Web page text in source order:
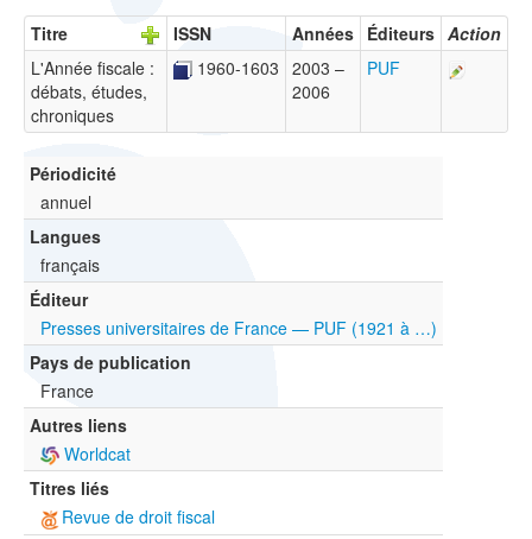
Titre ISSN Années Éditeurs Action
L'Année fiscale :
débats, études,
chroniques
1960-1603 2003 –
2006
PUF
Périodicité
annuel
Langues
français
Éditeur
Presses universitaires de France — PUF (1921 à …)
Pays de publication
France
Autres liens
Worldcat
Titres liés
Revue de droit fiscal